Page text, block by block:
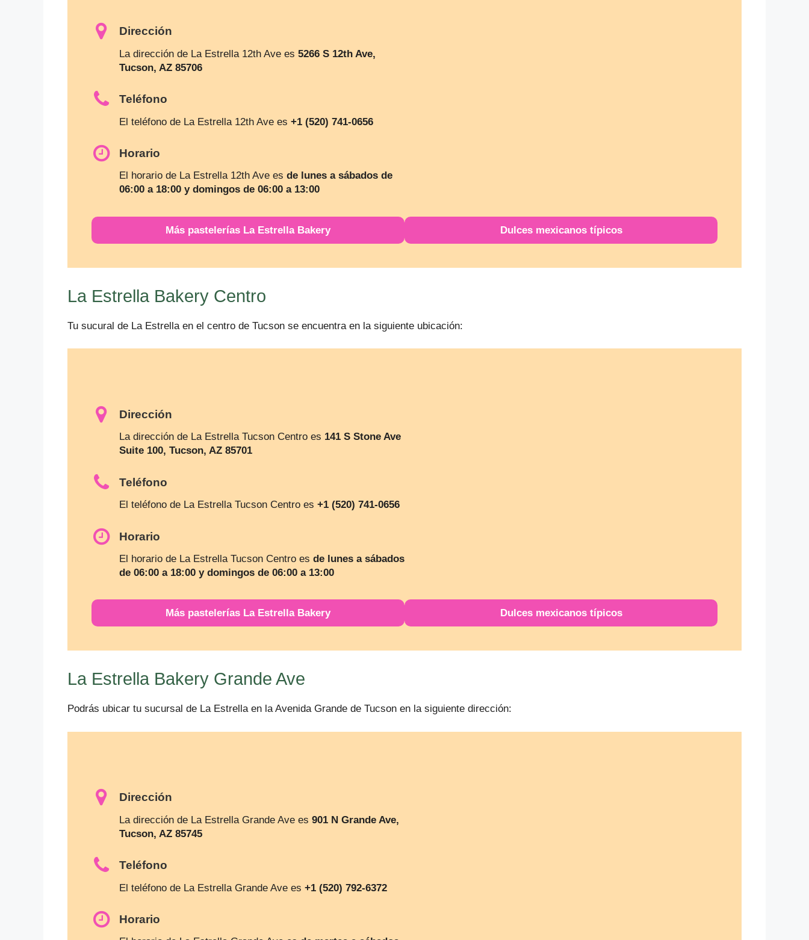
Dirección
La dirección de La Estrella 12th Ave es 5266 S 12th Ave,
Tucson, AZ 85706
Teléfono
El teléfono de La Estrella 12th Ave es +1 (520) 741-0656
Horario
El horario de La Estrella 12th Ave es de lunes a sábados de
06:00 a 18:00 y domingos de 06:00 a 13:00
Más pastelerías La Estrella Bakery Dulces mexicanos típicos
La Estrella Bakery Centro
Tu sucural de La Estrella en el centro de Tucson se encuentra en la siguiente ubicación:
Dirección
La dirección de La Estrella Tucson Centro es 141 S Stone Ave
Suite 100, Tucson, AZ 85701
Teléfono
El teléfono de La Estrella Tucson Centro es +1 (520) 741-0656
Horario
El horario de La Estrella Tucson Centro es de lunes a sábados
de 06:00 a 18:00 y domingos de 06:00 a 13:00
Más pastelerías La Estrella Bakery Dulces mexicanos típicos
La Estrella Bakery Grande Ave
Podrás ubicar tu sucursal de La Estrella en la Avenida Grande de Tucson en la siguiente dirección:
Dirección
La dirección de La Estrella Grande Ave es 901 N Grande Ave,
Tucson, AZ 85745
Teléfono
El teléfono de La Estrella Grande Ave es +1 (520) 792-6372
Horario